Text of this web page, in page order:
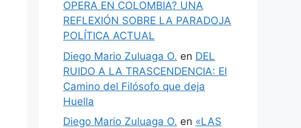
OPERA EN COLOMBIA? UNA
REFLEXIÓN SOBRE LA PARADOJA
POLÍTICA ACTUAL
Diego Mario Zuluaga O. en DEL
RUIDO A LA TRASCENDENCIA: El
Camino del Filósofo que deja
Huella
Diego Mario Zuluaga O. en «LAS